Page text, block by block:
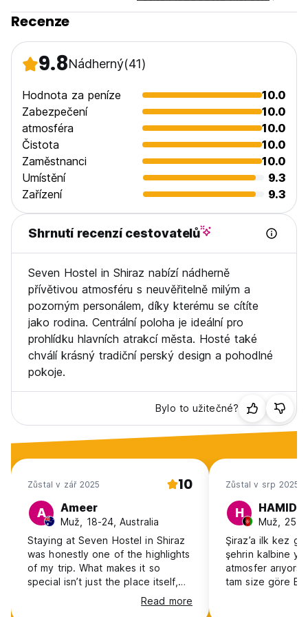
Vhodné pro děti. (Auto-translated from original language)
Recenze
9.8Nádherný(41)
Hodnota za peníze
10.0
Zabezpečení
10.0
atmosféra
10.0
Čistota
10.0
Zaměstnanci
10.0
Umístění
9.3
Zařízení
9.3
Shrnutí recenzí cestovatelů
Seven Hostel in Shiraz nabízí nádherně
přívětivou atmosféru s neuvěřitelně milým a
pozorným personálem, díky kterému se cítíte
jako rodina. Centrální poloha je ideální pro
prohlídku hlavních atrakcí města. Hosté také
chválí krásný tradiční perský design a pohodlné
pokoje.
Bylo to užitečné?
Zůstal v zář 2025 10
A Ameer
Muž, 18-24, Australia
Staying at Seven Hostel in Shiraz
was honestly one of the highlights
of my trip. What makes it so
special isn’t just the place itself,
but the people who run it. The
family behind the hostel are some
Read more
Zůstal v srp 2025
H
Muž, 25-
Şiraz’a ilk kez
şehrin kalbine
atmosfer arıyorsanız Seven
tam size göre